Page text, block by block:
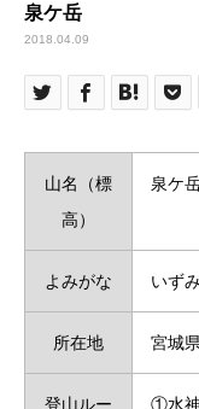
泉ケ岳
2018.04.09
山名（標
高）
泉ケ
よみがな いず
所在地 宮城
登山ルー
①水